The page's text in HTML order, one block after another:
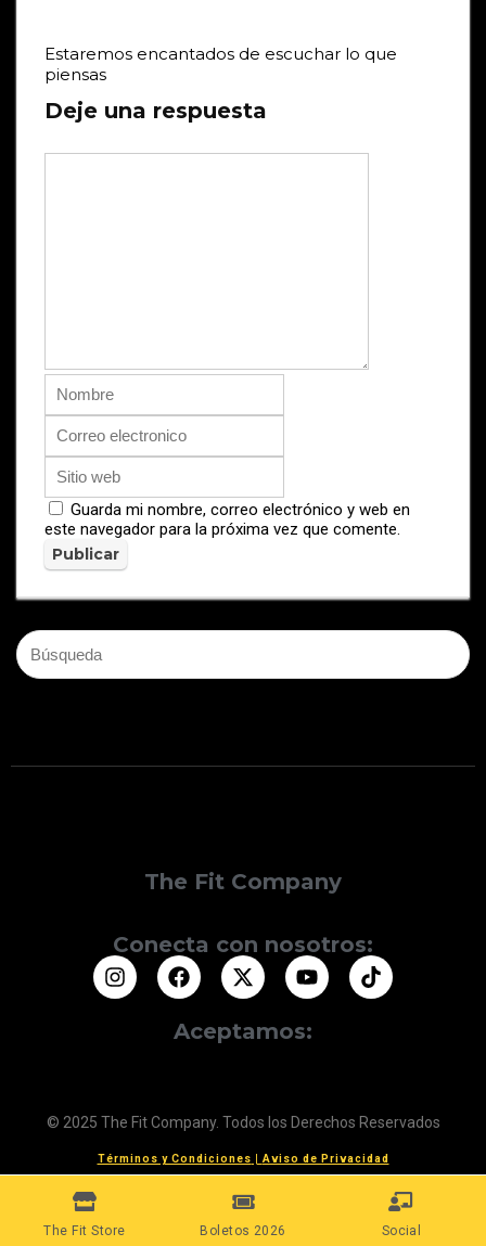
Estaremos encantados de escuchar lo que
piensas
Deje una respuesta
Guarda mi nombre, correo electrónico y web en
este navegador para la próxima vez que comente.
The Fit Company
Conecta con nosotros:
Aceptamos:
© 2025 The Fit Company. Todos los Derechos Reservados
Términos y Condiciones Aviso de Privacidad
The Fit Store Boletos 2026 Social